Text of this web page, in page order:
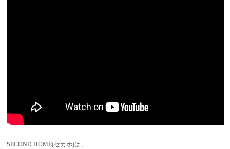
SECOND HOME(セカホ)は、